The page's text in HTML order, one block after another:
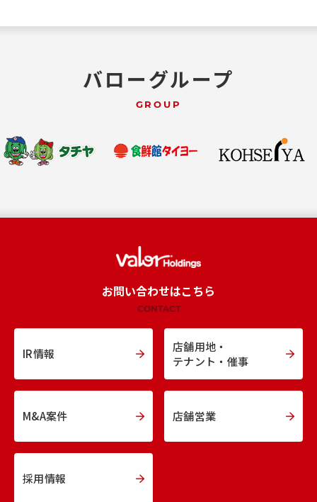
バローグループ
GROUP
お問い合わせはこちら
CONTACT
IR情報
店舗用地・
テナント・催事
M&A案件 店舗営業
採用情報